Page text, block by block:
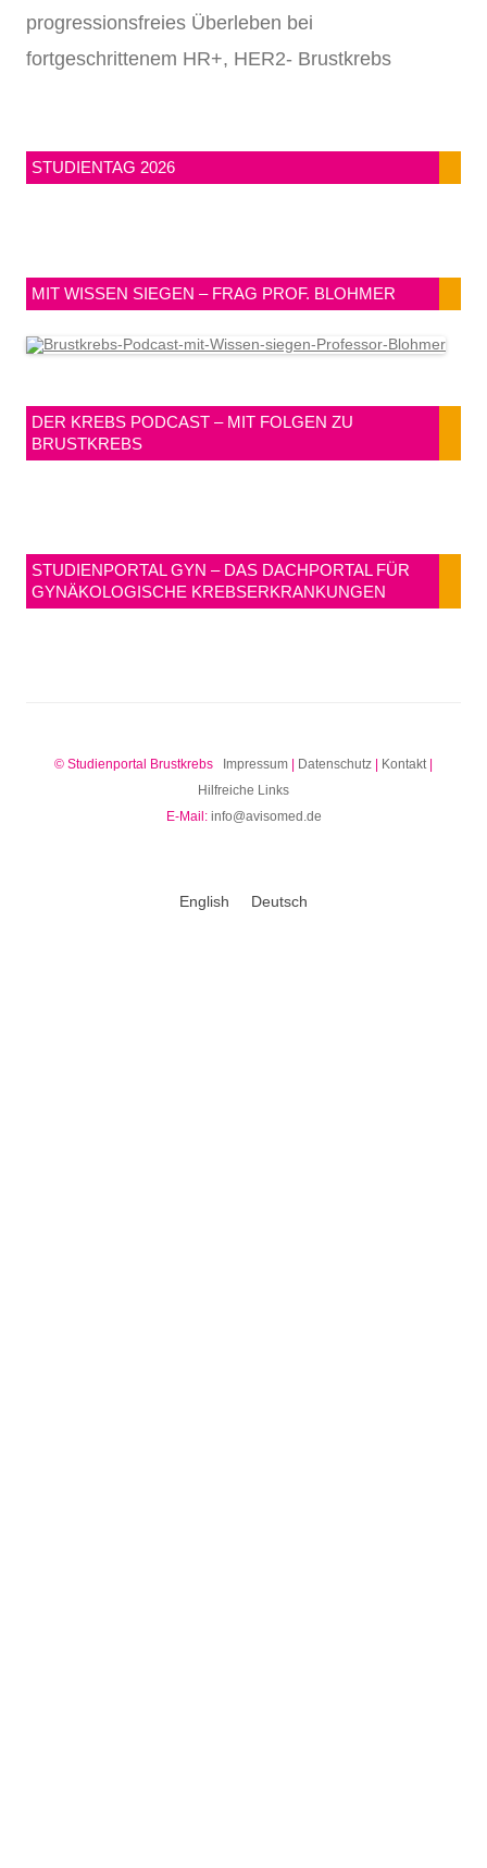
progressionsfreies Überleben bei
fortgeschrittenem HR+, HER2- Brustkrebs
STUDIENTAG 2026
MIT WISSEN SIEGEN – FRAG PROF. BLOHMER
DER KREBS PODCAST – MIT FOLGEN ZU
BRUSTKREBS
STUDIENPORTAL GYN – DAS DACHPORTAL FÜR
GYNÄKOLOGISCHE KREBSERKRANKUNGEN
© Studienportal Brustkrebs Impressum Datenschutz Kontakt|
Hilfreiche Links
E-Mail: info@avisomed.de
English Deutsch